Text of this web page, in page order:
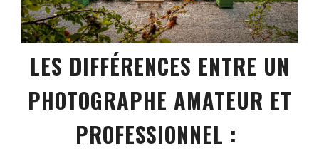
LES DIFFÉRENCES ENTRE UN
PHOTOGRAPHE AMATEUR ET
PROFESSIONNEL :